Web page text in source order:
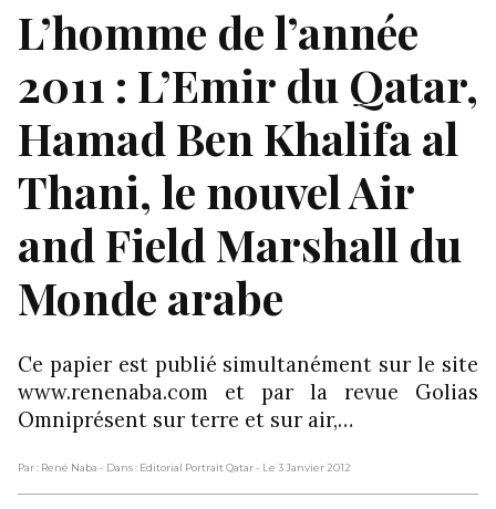
L’homme de l’année
2011 : L’Emir du Qatar,
Hamad Ben Khalifa al
Thani, le nouvel Air
and Field Marshall du
Monde arabe
Ce papier est publié simultanément sur le site
www.renenaba.com et par la revue Golias
Omniprésent sur terre et sur air,…
Par : René Naba - Dans : Editorial Portrait Qatar- Le 3 Janvier 2012